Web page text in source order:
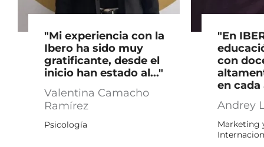
"Mi experiencia con la
Ibero ha sido muy
gratificante, desde el
inicio han estado al..."
Valentina Camacho
Ramírez
Psicología
"En
con
en cada
Andrey
Marketing